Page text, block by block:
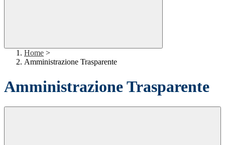
Home >
Amministrazione Trasparente
Amministrazione Trasparente